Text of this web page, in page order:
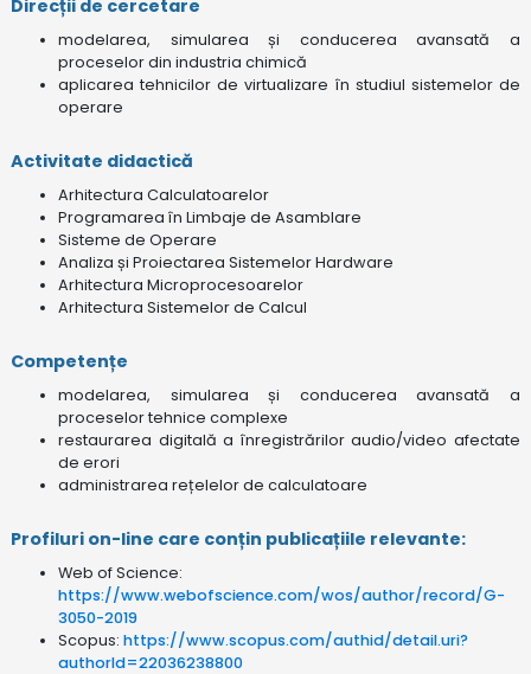
Direcții de cercetare
modelarea, simularea și conducerea avansată a
proceselor din industria chimică
aplicarea tehnicilor de virtualizare în studiul sistemelor de
operare
Activitate didactică
Arhitectura Calculatoarelor
Programarea în Limbaje de Asamblare
Sisteme de Operare
Analiza și Proiectarea Sistemelor Hardware
Arhitectura Microprocesoarelor
Arhitectura Sistemelor de Calcul
Competențe
modelarea, simularea și conducerea avansată a
proceselor tehnice complexe
restaurarea digitală a înregistrărilor audio/video afectate
de erori
administrarea rețelelor de calculatoare
Profiluri on-line care conțin publicațiile relevante:
Web of Science:
https://www.webofscience.com/wos/author/record/G-
3050-2019
Scopus: https://www.scopus.com/authid/detail.uri?
authorId=22036238800